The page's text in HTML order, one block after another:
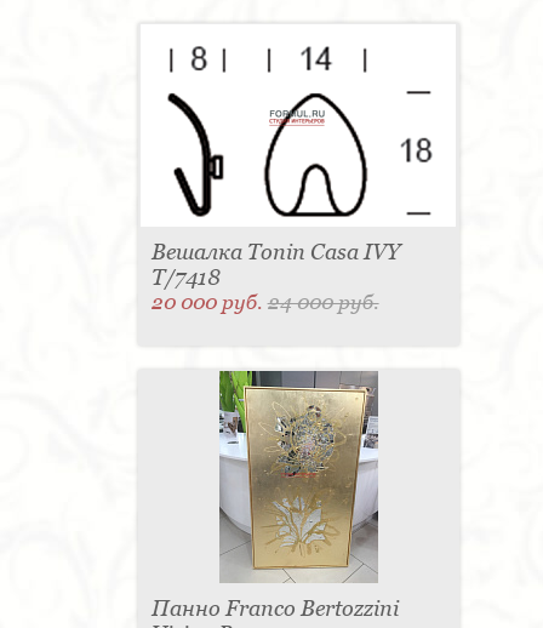
Вешалка Tonin Casa IVY
T/7418
20 000 руб.24 000 руб.
Панно Franco Bertozzini